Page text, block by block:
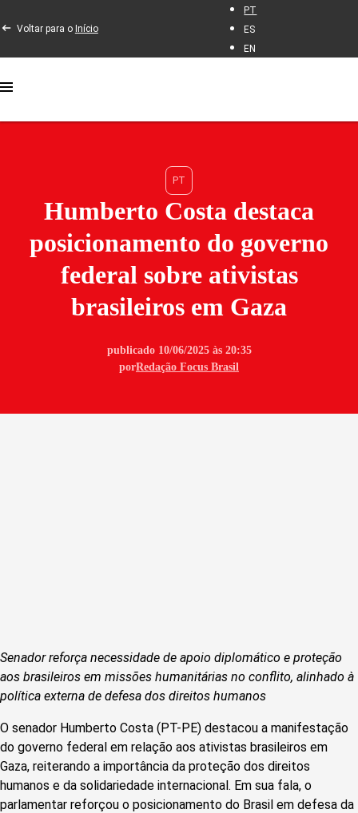
Voltar para o Início
PT
ES
EN
PT
Humberto Costa destaca
posicionamento do governo
federal sobre ativistas
brasileiros em Gaza
publicado 10/06/2025 às 20:35
porRedação Focus Brasil
Senador reforça necessidade de apoio diplomático e proteção
aos brasileiros em missões humanitárias no conflito, alinhado à
política externa de defesa dos direitos humanos
O senador Humberto Costa (PT-PE) destacou a manifestação
do governo federal em relação aos ativistas brasileiros em
Gaza, reiterando a importância da proteção dos direitos
humanos e da solidariedade internacional. Em sua fala, o
parlamentar reforçou o posicionamento do Brasil em defesa da